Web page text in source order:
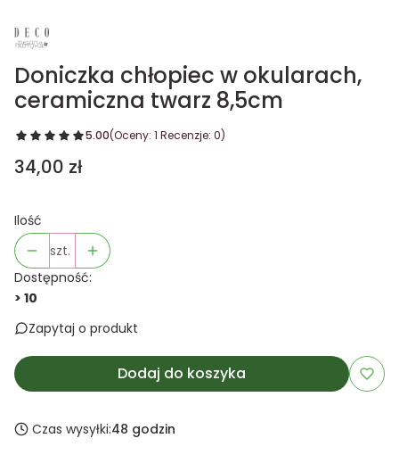
Doniczka chłopiec w okularach,
ceramiczna twarz 8,5cm
5.00(Oceny: 1 Recenzje: 0)
Cena
34,00 zł
Ilość
szt.
Dostępność:
> 10
Zapytaj o produkt
Dodaj do koszyka
Czas wysyłki:48 godzin